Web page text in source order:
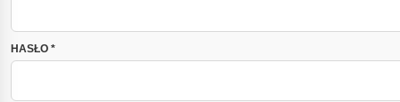
HASŁO *WYMAGANE